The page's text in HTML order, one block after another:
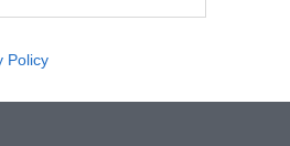
Policy